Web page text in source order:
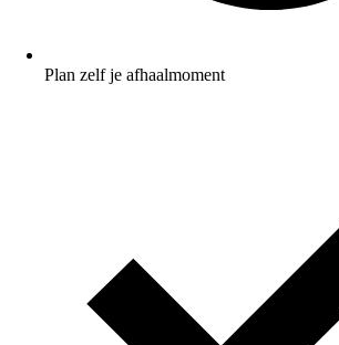
Plan zelf je afhaalmoment